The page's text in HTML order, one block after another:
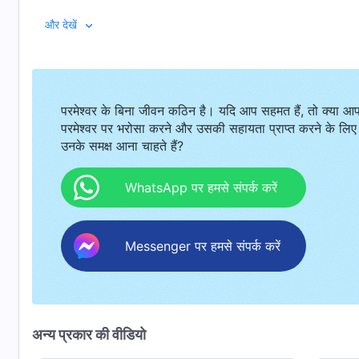
विजय प्राप्त की और जबरदस्त तरीके से शानदार गवाही दी। सर्दियों
The Bible verses found in this video are partly
और देखें
परमेश्वर के बिना जीवन कठिन है। यदि आप सहमत हैं, तो क्या
परमेश्वर पर भरोसा करने और उसकी सहायता प्राप्त करने के लिए
उनके समक्ष आना चाहते हैं?
WhatsApp पर हमसे संपर्क करें
Messenger पर हमसे संपर्क करें
अन्य प्रकार की वीडियो